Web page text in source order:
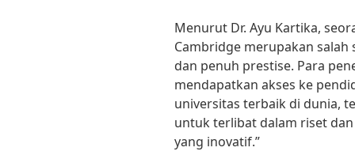
Menurut Dr. Ayu Kartika,
Cambridge merupakan salah
dan penuh prestise. Para
mendapatkan akses ke
universitas terbaik di dunia,
untuk terlibat dalam riset
yang inovatif.”